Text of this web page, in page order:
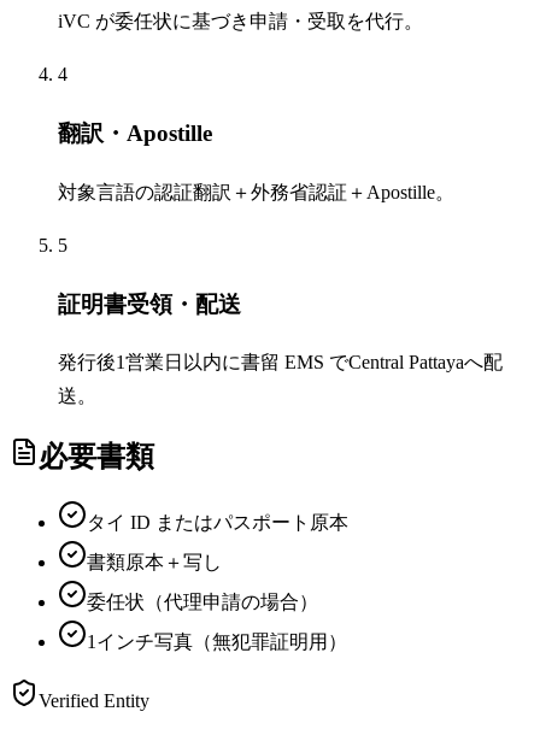
iVC が委任状に基づき申請・受取を代行。
4
翻訳・Apostille
対象言語の認証翻訳＋外務省認証＋Apostille。
5
証明書受領・配送
発行後1営業日以内に書留 EMS でCentral Pattayaへ配
送。
必要書類
タイ ID またはパスポート原本
書類原本＋写し
委任状（代理申請の場合）
1インチ写真（無犯罪証明用）
Verified Entity